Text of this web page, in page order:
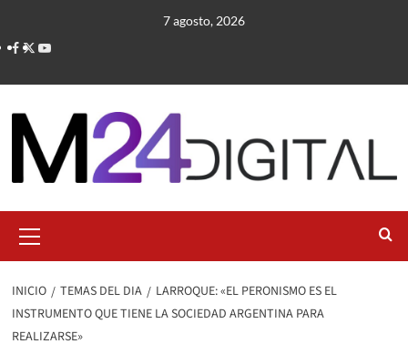
contenido
7 agosto, 2026
primario
INICIO TEMAS DEL DIA
LARROQUE: «EL PERONISMO ES EL
INSTRUMENTO QUE TIENE LA SOCIEDAD ARGENTINA PARA
REALIZARSE»